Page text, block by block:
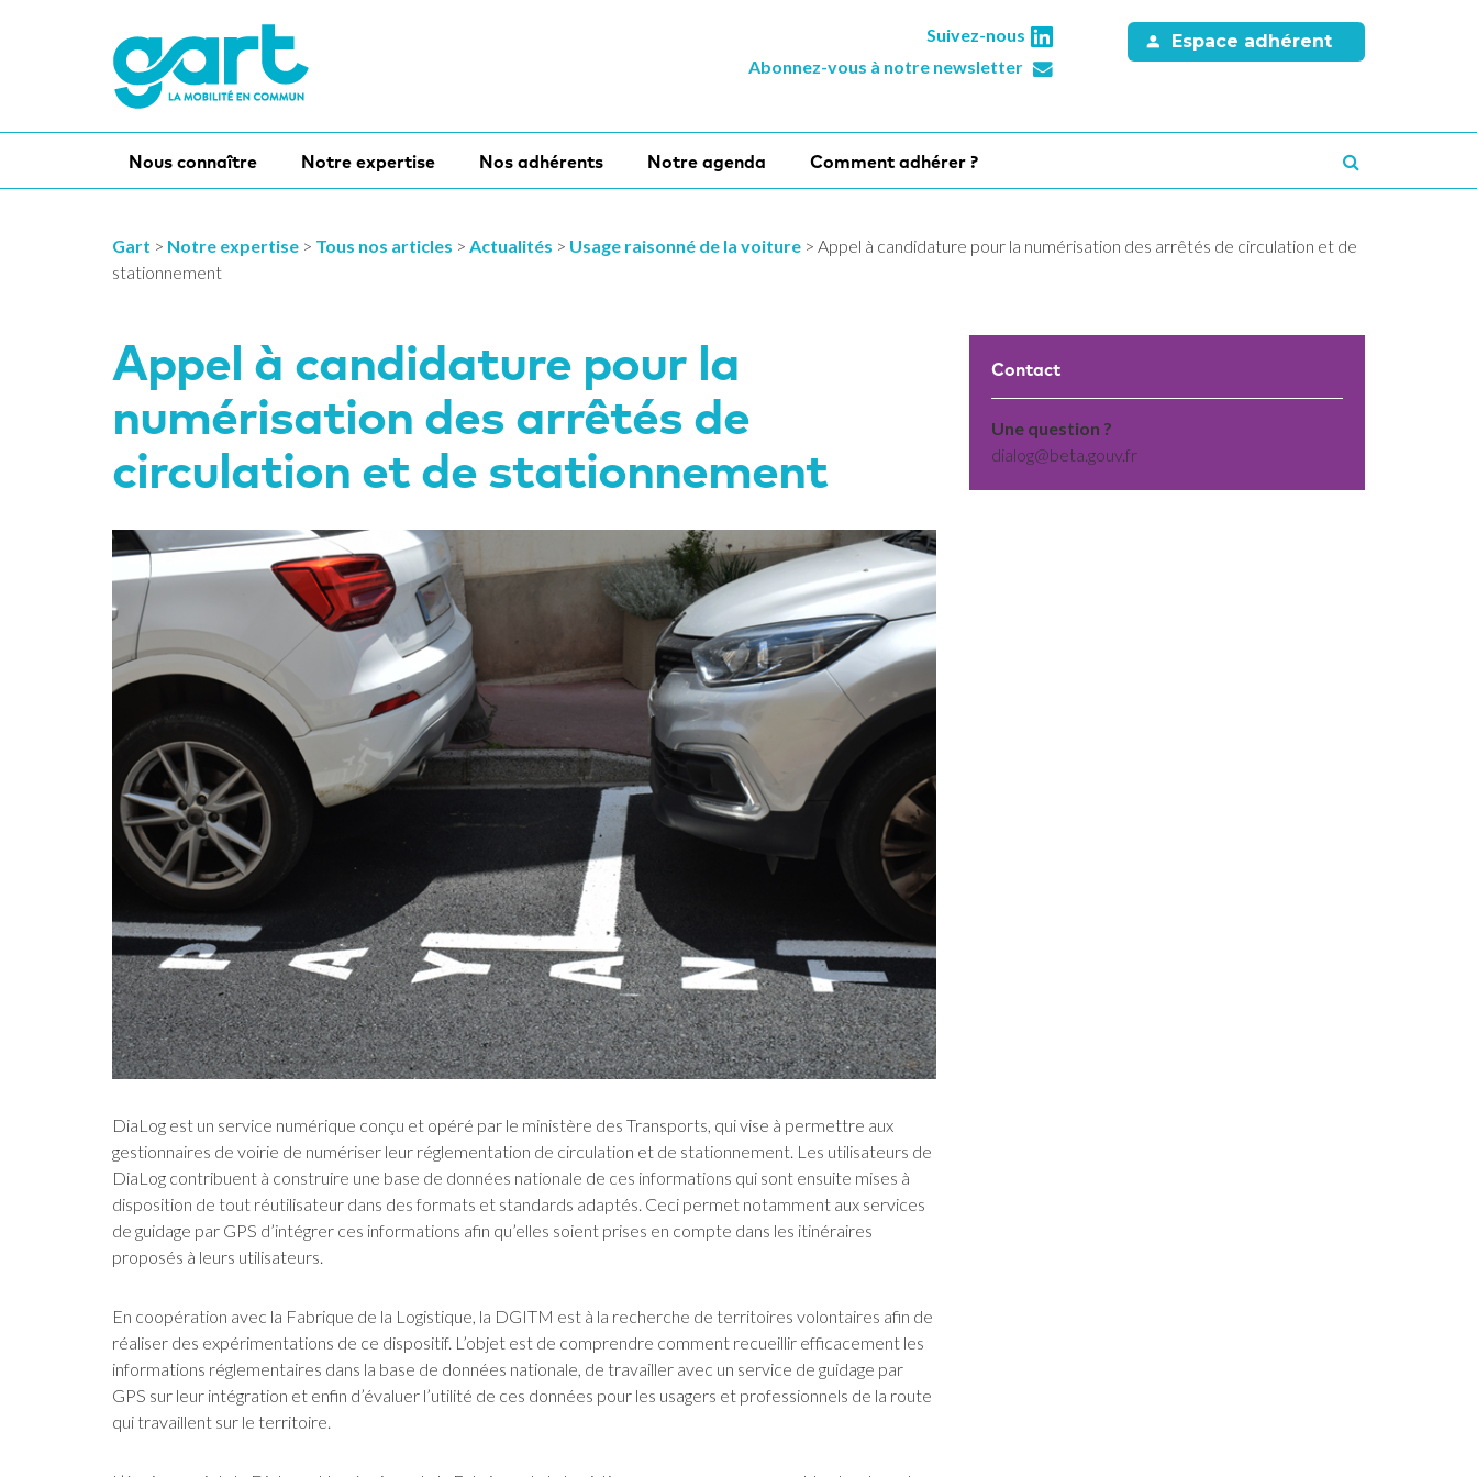
Suivez-nous
Abonnez-vous à notre newsletter
Espace adhérent
Nous connaître Notre expertise Nos adhérents Notre agenda Comment adhérer ?
Gart > Notre expertise > Tous nos articles > Actualités > Usage raisonné de la voiture > Appel à candidature pour la numérisation des arrêtés de circulation et de
stationnement
Appel à candidature pour la
numérisation des arrêtés de
circulation et de stationnement
DiaLog est un service numérique conçu et opéré par le ministère des Transports, qui vise à permettre aux
gestionnaires de voirie de numériser leur réglementation de circulation et de stationnement. Les utilisateurs de
DiaLog contribuent à construire une base de données nationale de ces informations qui sont ensuite mises à
disposition de tout réutilisateur dans des formats et standards adaptés. Ceci permet notamment aux services
de guidage par GPS d’intégrer ces informations afin qu’elles soient prises en compte dans les itinéraires
proposés à leurs utilisateurs.
En coopération avec la Fabrique de la Logistique, la DGITM est à la recherche de territoires volontaires afin de
réaliser des expérimentations de ce dispositif. L’objet est de comprendre comment recueillir efficacement les
informations réglementaires dans la base de données nationale, de travailler avec un service de guidage par
GPS sur leur intégration et enfin d’évaluer l’utilité de ces données pour les usagers et professionnels de la route
qui travaillent sur le territoire.
Contact
Une question ?
dialog@beta.gouv.fr